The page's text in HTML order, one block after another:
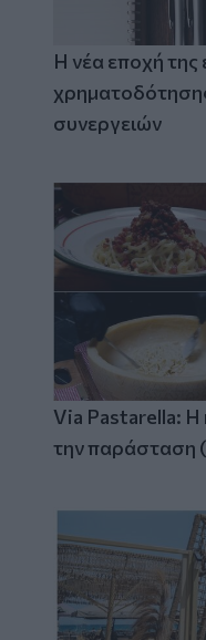
Η νέα εποχή της
συνεργειών
Via Pastarella: Η
την παράσταση